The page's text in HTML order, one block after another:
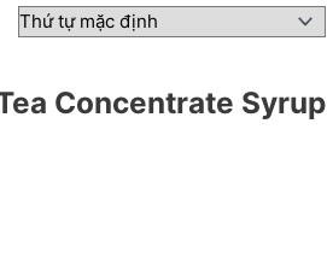
Concentrate Syrup